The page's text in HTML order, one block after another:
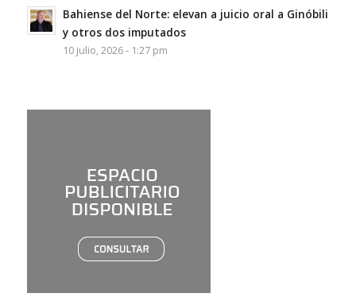
Bahiense del Norte: elevan a juicio oral a Ginóbili
y otros dos imputados
10 julio, 2026 - 1:27 pm